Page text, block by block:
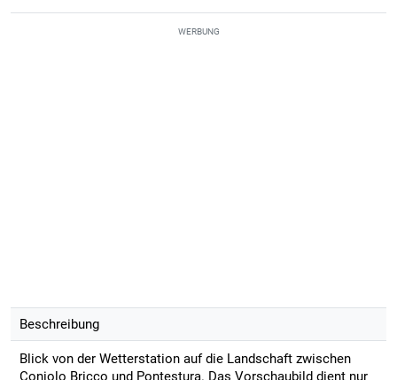
WERBUNG
Beschreibung
Blick von der Wetterstation auf die Landschaft zwischen
Coniolo Bricco und Pontestura. Das Vorschaubild dient nur